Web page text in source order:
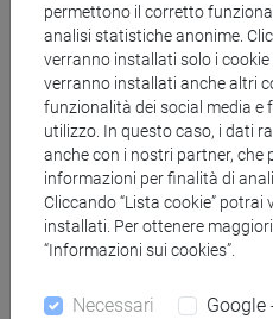
Materiali didattici
Materiali su Moodle
Corsi di studio e
[CM5] SCIENZE
monitoraggio e
permettono il corretto
analisi statistiche anonime.
verranno installati solo i cookie
verranno installati anche altri
funzionalità dei social media
utilizzo. In questo caso, i dati
anche con i nostri partner,
informazioni per finalità di
Cliccando “Lista cookie”
installati. Per ottenere
“Informazioni sui cookies”.
Necessari Google